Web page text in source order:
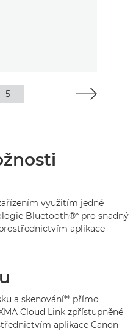
5
využitím jedné
Bluetooth®* pro snadný
aplikace
a skenování** přímo
Cloud Link zpřístupněné
aplikace Canon